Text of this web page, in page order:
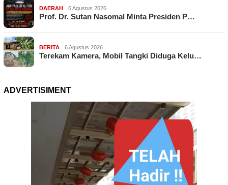
DAERAH 6 Agustus 2026
Prof. Dr. Sutan Nasomal Minta Presiden P…
BERITA 6 Agustus 2026
Terekam Kamera, Mobil Tangki Diduga Kelu…
ADVERTISIMENT